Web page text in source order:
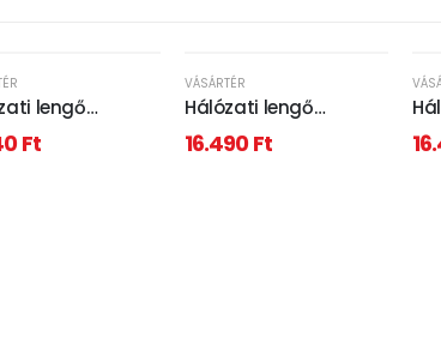
lengő
20m
Ft
VÁSÁRTÉR
Hálózati lengő
hosszabbító 30m
16.490Ft